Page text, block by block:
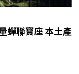
蟬聯寶座 本土產